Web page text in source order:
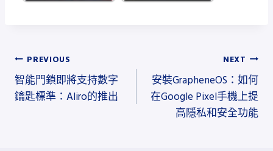
文
章
PREVIOUS
智能門鎖即將支持數字
鑰匙標準：Aliro的推出
NEXT
安裝GrapheneOS：如何
在Google Pixel手機上提
高隱私和安全功能